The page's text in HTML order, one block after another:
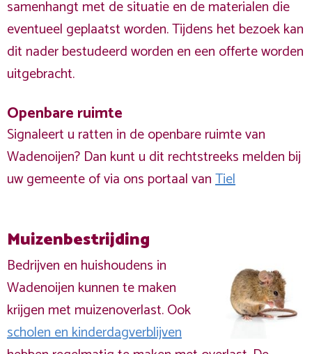
samenhangt met de situatie en de materialen die
eventueel geplaatst worden. Tijdens het bezoek kan
dit nader bestudeerd worden en een offerte worden
uitgebracht.
Openbare ruimte
Signaleert u ratten in de openbare ruimte van
Wadenoijen? Dan kunt u dit rechtstreeks melden bij
uw gemeente of via ons portaal vanTiel
Muizenbestrijding
Bedrijven en huishoudens in
Wadenoijen kunnen te maken
krijgen met muizenoverlast. Ook
scholen en kinderdagverblijven